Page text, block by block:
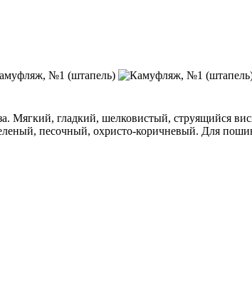
Мягкий, гладкий, шелковистый, струящийся
песочный, охристо-коричневый. Для